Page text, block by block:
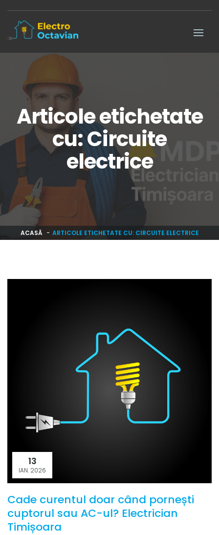
Articole etichetate
cu: Circuite
electrice
ACASĂ ARTICOLE ETICHETATE CU: CIRCUITE ELECTRICE
13
IAN. 2026
Cade curentul doar când pornești
cuptorul sau AC-ul? Electrician
Timișoara